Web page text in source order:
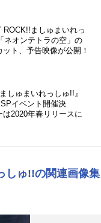
ましゅまいれっ
ネオンテトラの空」の
ト、予告映像が公開！
しゅまいれっしゅ!!』
イベント開催決
2020年春リリースに
しゅ!!の関連画像集